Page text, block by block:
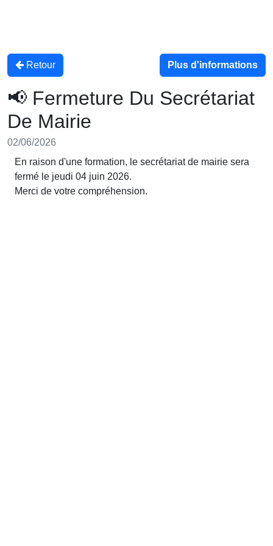
Retour Plus d'informations
📢 Fermeture Du Secrétariat
De Mairie
02/06/2026
En raison d'une formation, le secrétariat de mairie sera
fermé le jeudi 04 juin 2026.
Merci de votre compréhension.